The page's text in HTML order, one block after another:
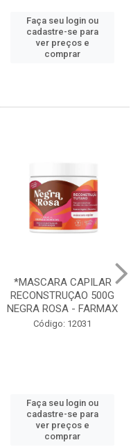
Faça seu login ou
cadastre-se para
ver preços e
comprar
*SHAMPOO HIDRATAÇAO
NEGRA ROSA 300ML -
FARMAX
Código: 12032
Faça seu login ou
cadastre-se para
ver preços e
comprar